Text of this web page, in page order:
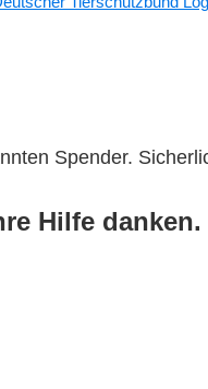
Spender.
Hilfe danken.